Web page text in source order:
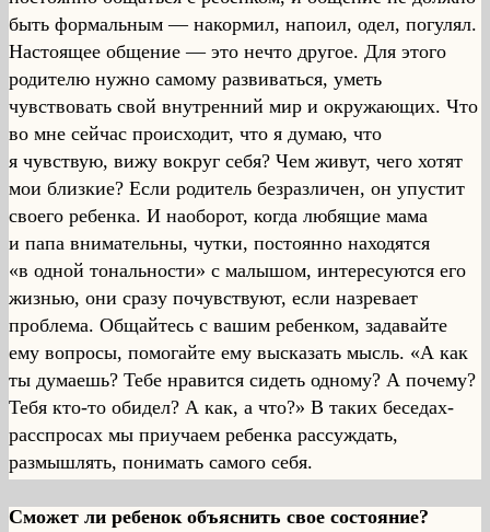
быть формальным — накормил, напоил, одел, погулял.
Настоящее общение — это нечто другое. Для этого
родителю нужно самому развиваться, уметь
чувствовать свой внутренний мир и окружающих. Что
во мне сейчас происходит, что я думаю, что
я чувствую, вижу вокруг себя? Чем живут, чего хотят
мои близкие? Если родитель безразличен, он упустит
своего ребенка. И наоборот, когда любящие мама
и папа внимательны, чутки, постоянно находятся
«в одной тональности» с малышом, интересуются его
жизнью, они сразу почувствуют, если назревает
проблема. Общайтесь с вашим ребенком, задавайте
ему вопросы, помогайте ему высказать мысль. «А как
ты думаешь? Тебе нравится сидеть одному? А почему?
Тебя кто-то обидел? А как, а что?» В таких беседах-
расспросах мы приучаем ребенка рассуждать,
размышлять, понимать самого себя.
Сможет ли ребенок объяснить свое состояние?